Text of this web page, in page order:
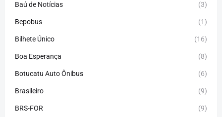
Baú de Notícias (3)
Bepobus (1)
Bilhete Único (16)
Boa Esperança (8)
Botucatu Auto Ônibus (6)
Brasileiro (9)
BRS-FOR (9)